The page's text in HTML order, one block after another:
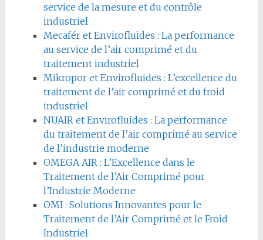
service de la mesure et du contrôle
industriel
Mecafér et Envirofluides : La performance
au service de l’air comprimé et du
traitement industriel
Mikropor et Envirofluides : L’excellence du
traitement de l’air comprimé et du froid
industriel
NUAIR et Envirofluides : La performance
du traitement de l’air comprimé au service
de l’industrie moderne
OMEGA AIR : L’Excellence dans le
Traitement de l’Air Comprimé pour
l’Industrie Moderne
OMI : Solutions Innovantes pour le
Traitement de l’Air Comprimé et le Froid
Industriel